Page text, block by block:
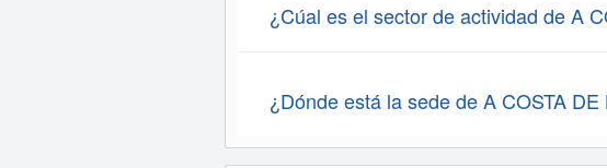
¿Cúal es el sector de actividad de A
¿Dónde está la sede de A COSTA DE